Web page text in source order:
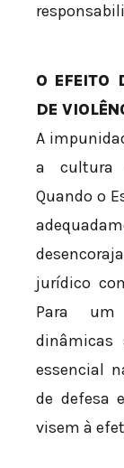
O EFEITO
DE
A
a cultura
Quando o
jurídico
Para um
dinâmicas
essencial
de defesa
visem à